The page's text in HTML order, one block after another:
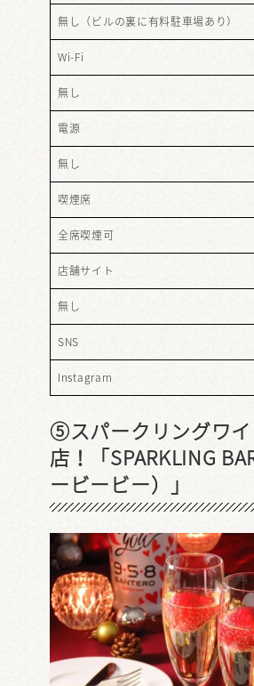
無し（ビルの裏に有料駐車場あり）
Wi-Fi
無し
電源
無し
喫煙席
全席喫煙可
店舗サイト
無し
SNS
Instagram
⑤スパークリングワ
店！「SPARKLING
ービービー）」